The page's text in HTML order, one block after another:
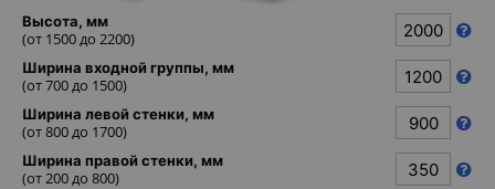
Шкафчики
Душевые
кабины
Зеркала
Reflex
Высота, мм
(от 1500до 2200)
Ширина входной группы, мм
(от700до 1500)
Ширина левой стенки, мм
(от800до 1700)
Ширина правой стенки, мм
(от200до 800)